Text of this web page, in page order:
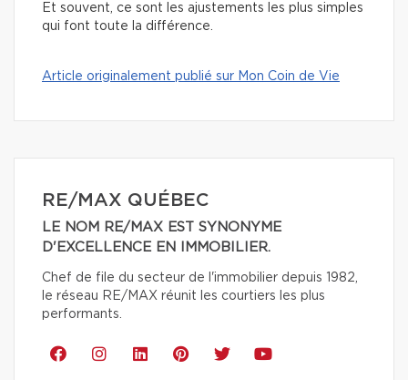
Et souvent, ce sont les ajustements les plus simples
qui font toute la différence.
Article originalement publié sur Mon Coin de Vie
RE/MAX QUÉBEC
LE NOM RE/MAX EST SYNONYME
D'EXCELLENCE EN IMMOBILIER.
Chef de file du secteur de l'immobilier depuis 1982,
le réseau RE/MAX réunit les courtiers les plus
performants.